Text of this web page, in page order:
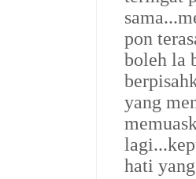
pon
boleh la
yang
hati